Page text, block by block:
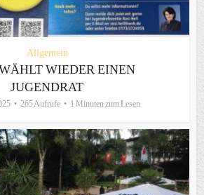
Allgemein
WIEDER EINEN
JUGENDRAT
265 Aufrufe 1 Minuten zum Lesen